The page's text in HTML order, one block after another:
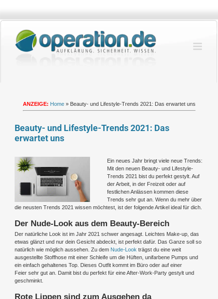
springen
ANZEIGE: Home» Beauty- und Lifestyle-Trends 2021: Das erwartet uns
Beauty- und Lifestyle-Trends 2021: Das
erwartet uns
Zeige
grösseres
Ein neues Jahr bringt viele neue Trends:
Mit den neuen Beauty- und Lifestyle-
Trends 2021 bist du perfekt gestylt. Auf
der Arbeit, in der Freizeit oder auf
festlichen Anlässen kommen diese
Trends sehr gut an. Wenn du mehr über
die neusten Trends 2021 wissen möchtest, ist der folgende Artikel ideal für dich.
Der Nude-Look aus dem Beauty-Bereich
Der natürliche Look ist im Jahr 2021 schwer angesagt. Leichtes Make-up, das
etwas glänzt und nur dein Gesicht abdeckt, ist perfekt dafür. Das Ganze soll so
natürlich wie möglich aussehen. Zu dem Nude-Look trägst du eine weit
ausgestellte Stoffhose mit einer Schleife um die Hüften, unifarbene Pumps und
ein einfach gehaltenes Top. Dieses Outfit kommt im Büro oder auf einer
Feier sehr gut an. Damit bist du perfekt für eine After-Work-Party gestylt und
geschminkt.
Rote Lippen sind zum Ausgehen da